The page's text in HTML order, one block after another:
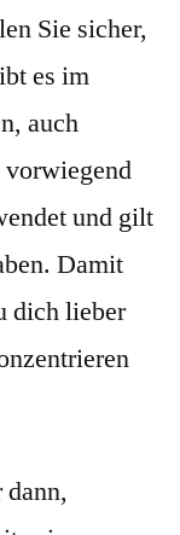
Sie sicher,
es im
auch
und gilt
Damit
dich lieber